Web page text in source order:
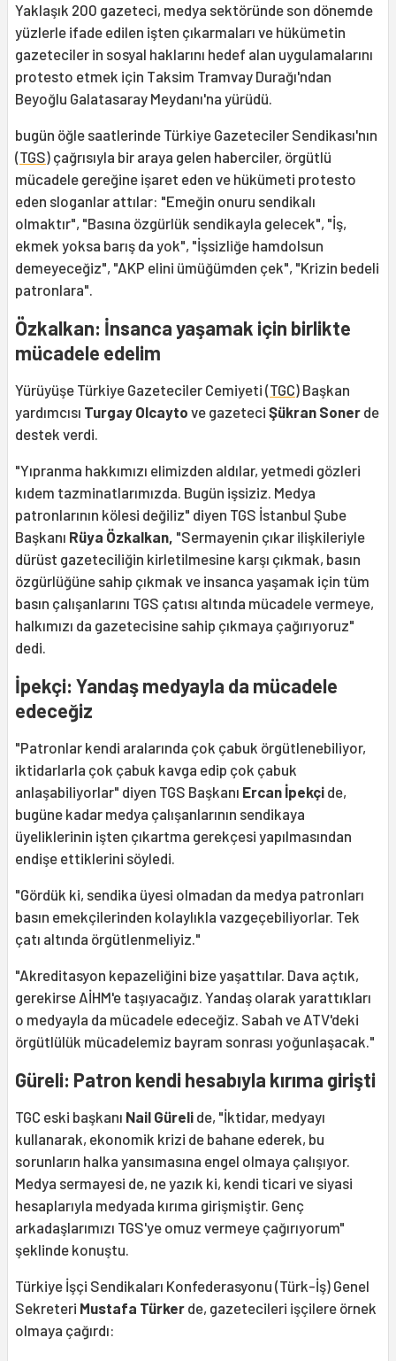
Yaklaşık 200 gazeteci, medya sektöründe son dönemde
yüzlerle ifade edilen işten çıkarmaları ve hükümetin
gazeteciler in sosyal haklarını hedef alan uygulamalarını
protesto etmek için Taksim Tramvay Durağı'ndan
Beyoğlu Galatasaray Meydanı'na yürüdü.
bugün öğle saatlerinde Türkiye Gazeteciler Sendikası'nın
(TGS) çağrısıyla bir araya gelen haberciler, örgütlü
mücadele gereğine işaret eden ve hükümeti protesto
eden sloganlar attılar: "Emeğin onuru sendikalı
olmaktır", "Basına özgürlük sendikayla gelecek", "İş,
ekmek yoksa barış da yok", "İşsizliğe hamdolsun
demeyeceğiz", "AKP elini ümüğümden çek", "Krizin bedeli
patronlara".
Özkalkan: İnsanca yaşamak için birlikte
mücadele edelim
Yürüyüşe Türkiye Gazeteciler Cemiyeti (TGC) Başkan
yardımcısı Turgay Olcayto ve gazeteci Şükran Soner de
destek verdi.
"Yıpranma hakkımızı elimizden aldılar, yetmedi gözleri
kıdem tazminatlarımızda. Bugün işsiziz. Medya
patronlarının kölesi değiliz" diyen TGS İstanbul Şube
Başkanı Rüya Özkalkan, "Sermayenin çıkar ilişkileriyle
dürüst gazeteciliğin kirletilmesine karşı çıkmak, basın
özgürlüğüne sahip çıkmak ve insanca yaşamak için tüm
basın çalışanlarını TGS çatısı altında mücadele vermeye,
halkımızı da gazetecisine sahip çıkmaya çağırıyoruz"
dedi.
İpekçi: Yandaş medyayla da mücadele
edeceğiz
"Patronlar kendi aralarında çok çabuk örgütlenebiliyor,
iktidarlarla çok çabuk kavga edip çok çabuk
anlaşabiliyorlar" diyen TGS Başkanı Ercan İpekçi de,
bugüne kadar medya çalışanlarının sendikaya
üyeliklerinin işten çıkartma gerekçesi yapılmasından
endişe ettiklerini söyledi.
"Gördük ki, sendika üyesi olmadan da medya patronları
basın emekçilerinden kolaylıkla vazgeçebiliyorlar. Tek
çatı altında örgütlenmeliyiz."
"Akreditasyon kepazeliğini bize yaşattılar. Dava açtık,
gerekirse AİHM'e taşıyacağız. Yandaş olarak yarattıkları
o medyayla da mücadele edeceğiz. Sabah ve ATV'deki
örgütlülük mücadelemiz bayram sonrası yoğunlaşacak."
Güreli: Patron kendi hesabıyla kırıma girişti
TGC eski başkanı Nail Güreli de, "İktidar, medyayı
kullanarak, ekonomik krizi de bahane ederek, bu
sorunların halka yansımasına engel olmaya çalışıyor.
Medya sermayesi de, ne yazık ki, kendi ticari ve siyasi
hesaplarıyla medyada kırıma girişmiştir. Genç
arkadaşlarımızı TGS'ye omuz vermeye çağırıyorum"
şeklinde konuştu.
Türkiye İşçi Sendikaları Konfederasyonu (Türk-İş) Genel
Sekreteri Mustafa Türker de, gazetecileri işçilere örnek
olmaya çağırdı: